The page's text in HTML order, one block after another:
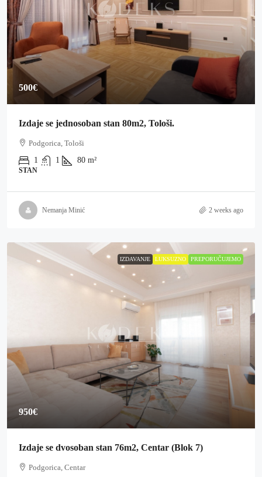
500€
Izdaje se jednosoban stan 80m2, Tološi.
Podgorica, Tološi
1
1 80 m²
STAN
Nemanja Minić 2 weeks ago
IZDAVANJE LUKSUZNO PREPORUČUJEMO
950€
Izdaje se dvosoban stan 76m2, Centar (Blok 7)
Podgorica, Centar